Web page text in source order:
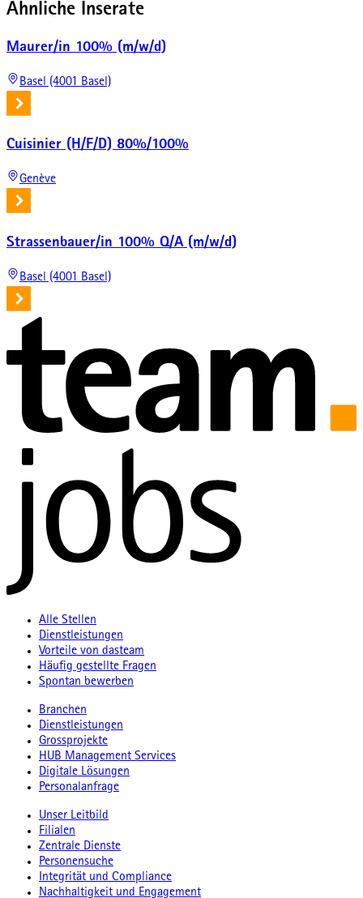
Ähnliche Inserate
Maurer/in 100% (m/w/d)
Basel (4001 Basel)
Cuisinier (H/F/D) 80%/100%
Genève
Strassenbauer/in 100% Q/A (m/w/d)
Basel (4001 Basel)
Alle Stellen
Dienstleistungen
Vorteile von dasteam
Häufig gestellte Fragen
Spontan bewerben
Branchen
Dienstleistungen
Grossprojekte
HUB Management Services
Digitale Lösungen
Personalanfrage
Unser Leitbild
Filialen
Zentrale Dienste
Personensuche
Integrität und Compliance
Nachhaltigkeit und Engagement